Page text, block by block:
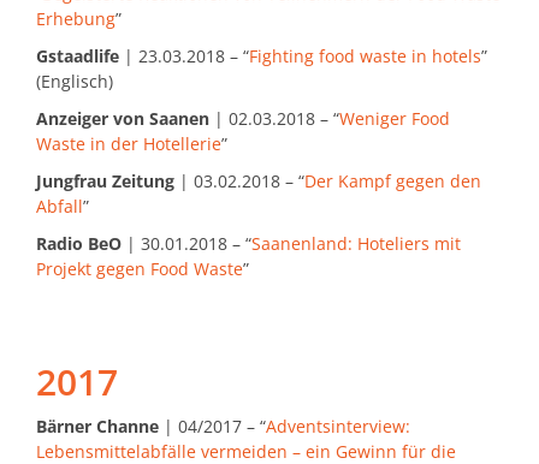
Erhebung”
Gstaadlife | 23.03.2018 – “Fighting food waste in hotels”
(Englisch)
Anzeiger von Saanen | 02.03.2018 – “Weniger Food
Waste in der Hotellerie”
Jungfrau Zeitung | 03.02.2018 – “Der Kampf gegen den
Abfall”
Radio BeO | 30.01.2018 – “Saanenland: Hoteliers mit
Projekt gegen Food Waste”
2017
Bärner Channe | 04/2017 – “Adventsinterview:
Lebensmittelabfälle vermeiden – ein Gewinn für die